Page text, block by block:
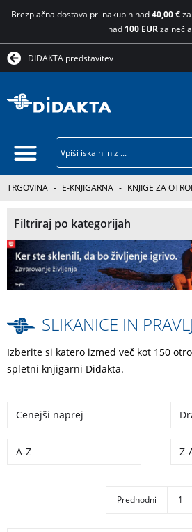
Brezplačna dostava pri nakupih nad40,00 €
nad 100 EURza
DIDAKTA predstavitev
TRGOVINA - E-KNJIGARNA - KNJIGE ZA
Filtriraj po kategorijah
SLIKANICE IN
Izberite si katero izmed več kot 150
spletni knjigarni Didakta.
Cenejši naprej
A-Z Z-
Predhodni 1